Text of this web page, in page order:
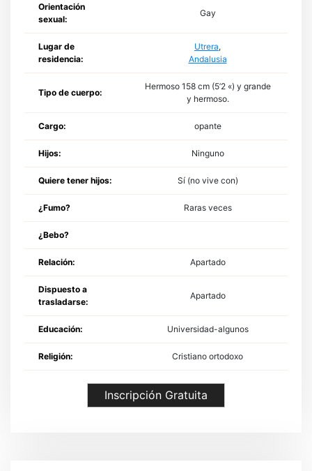
Orientación
sexual:
Gay
Lugar de
residencia:
Utrera,
Andalusia
Tipo de cuerpo:
Hermoso 158 cm (5’2 «) y grande
y hermoso.
Cargo: opante
Hijos: Ninguno
Quiere tener hijos: Sí (no vive con)
¿Fumo? Raras veces
¿Bebo?
Relación: Apartado
Dispuesto a
trasladarse:
Apartado
Educación: Universidad-algunos
Religión: Cristiano ortodoxo
Inscripción Gratuita